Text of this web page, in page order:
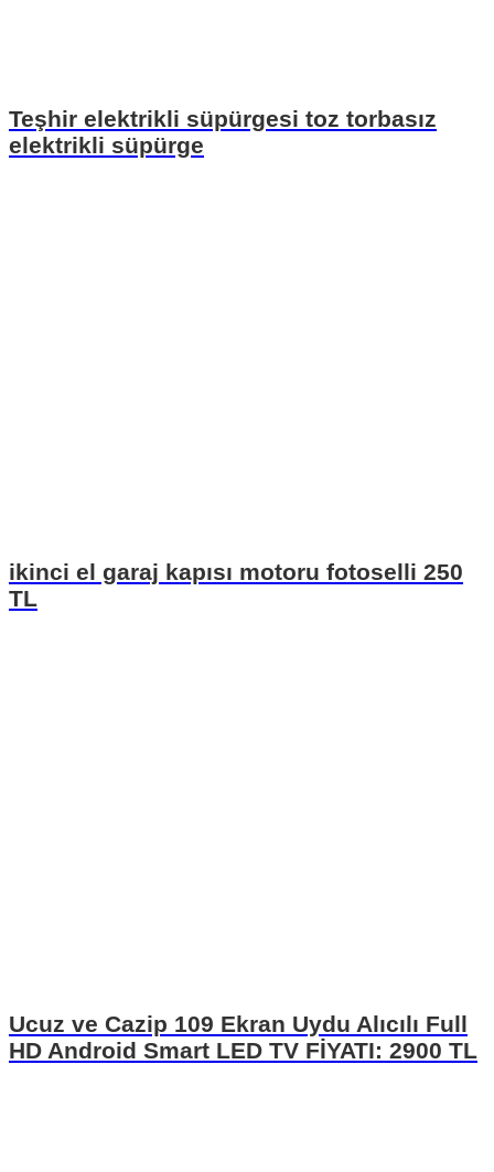
Teşhir elektrikli süpürgesi toz torbasız
elektrikli süpürge
ikinci el garaj kapısı motoru fotoselli 250
TL
Ucuz ve Cazip 109 Ekran Uydu Alıcılı Full
HD Android Smart LED TV FİYATI: 2900 TL